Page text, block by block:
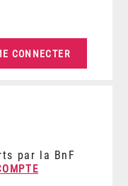
par la BnF